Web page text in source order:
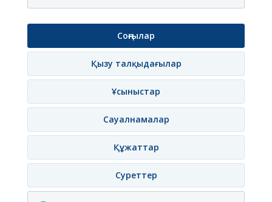
Соңғылар
Қызу талқыдағылар
Ұсыныстар
Сауалнамалар
Құжаттар
Суреттер